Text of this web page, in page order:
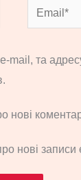
Email*
mail, та
нові
нові